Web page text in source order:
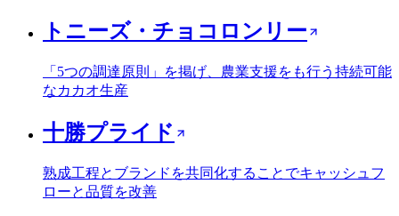
トニーズ・チョコロンリー
「5つの調達原則」を掲げ、農業支援をも行う持続可能
なカカオ生産
十勝プライド
熟成工程とブランドを共同化することでキャッシュフ
ローと品質を改善